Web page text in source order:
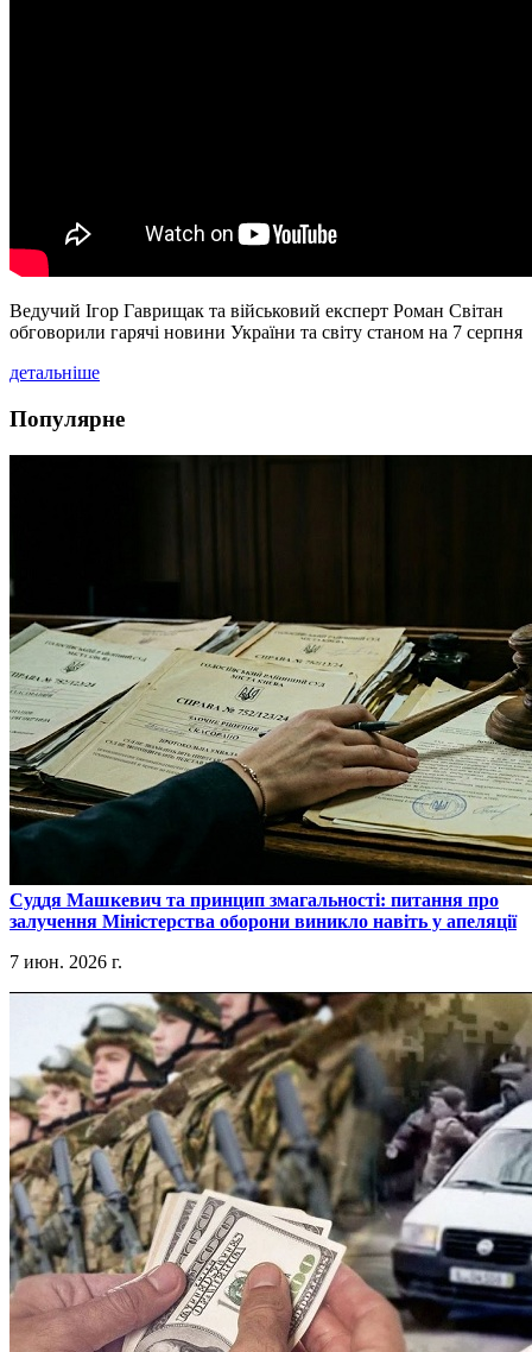
Ведучий Ігор Гаврищак та військовий експерт Роман Світан
обговорили гарячі новини України та світу станом на 7 серпня
детальніше
Популярне
​Суддя Машкевич та принцип змагальності: питання про
залучення Міністерства оборони виникло навіть у апеляції
7 июн. 2026 г.